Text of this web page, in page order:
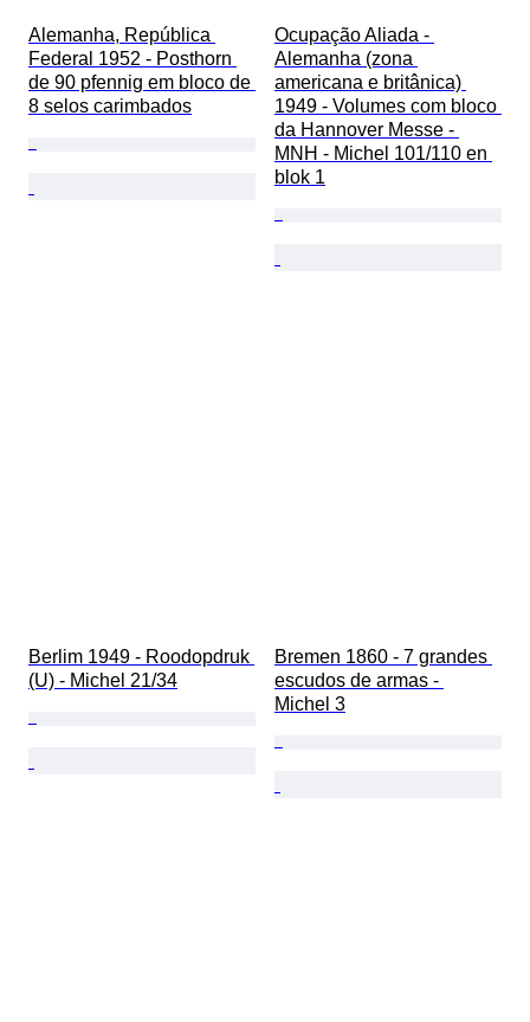
Alemanha, República
Federal 1952 - Posthorn
de 90 pfennig em bloco de
8 selos carimbados
Ocupação Aliada -
Alemanha (zona
americana e britânica)
1949 - Volumes com bloco
da Hannover Messe -
MNH - Michel 101/110 en
blok 1
Berlim 1949 - Roodopdruk
(U) - Michel 21/34
Bremen 1860 - 7 grandes
escudos de armas -
Michel 3